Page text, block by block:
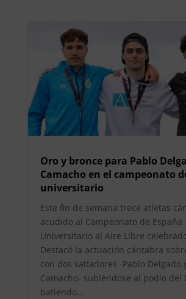
Oro y bronce para Pablo
Camacho en el campeonato
universitario
Este fin de semana trece atletas
acudido al Campeonato de España
Universitario al Aire Libre
Destacó la actuación cántabra
con dos saltadores -Pablo Delgado
Camacho- subiéndose al podio del
batiendo...